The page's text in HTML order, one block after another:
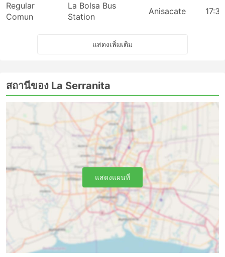
Regular
Comun
La Bolsa Bus
Station
Anisacate 17:33
แสดงเพิ่มเติม
สถานีของ La Serranita
แสดงแผนที่